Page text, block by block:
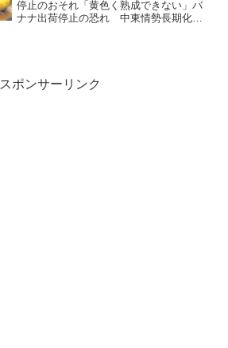
停止のおそれ「黄色く熟成できない」バ
ナナ出荷停止の恐れ 中東情勢長期化で
スポンサーリンク